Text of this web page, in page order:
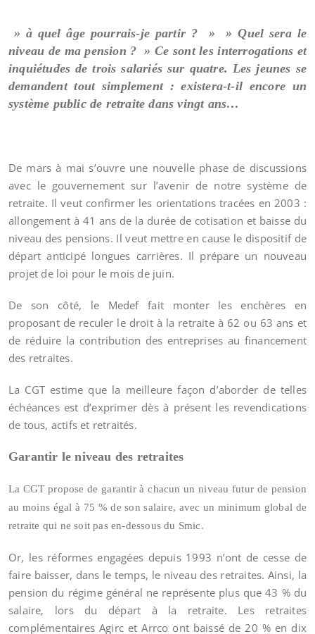
» à quel âge pourrais-je partir ? » » Quel sera le
niveau de ma pension ? » Ce sont les interrogations et
inquiétudes de trois salariés sur quatre. Les jeunes se
demandent tout simplement : existera-t-il encore un
système public de retraite dans vingt ans…
De mars à mai s’ouvre une nouvelle phase de discussions
avec le gouvernement sur l’avenir de notre système de
retraite. Il veut confirmer les orientations tracées en 2003 :
allongement à 41 ans de la durée de cotisation et baisse du
niveau des pensions. Il veut mettre en cause le dispositif de
départ anticipé longues carrières. Il prépare un nouveau
projet de loi pour le mois de juin.
De son côté, le Medef fait monter les enchères en
proposant de reculer le droit à la retraite à 62 ou 63 ans et
de réduire la contribution des entreprises au financement
des retraites.
La CGT estime que la meilleure façon d’aborder de telles
échéances est d’exprimer dès à présent les revendications
de tous, actifs et retraités.
Garantir le niveau des retraites
La CGT propose de garantir à chacun un niveau futur de pension
au moins égal à 75 % de son salaire, avec un minimum global de
retraite qui ne soit pas en-dessous du Smic.
Or, les réformes engagées depuis 1993 n’ont de cesse de
faire baisser, dans le temps, le niveau des retraites. Ainsi, la
pension du régime général ne représente plus que 43 % du
salaire, lors du départ à la retraite. Les retraites
complémentaires Agirc et Arrco ont baissé de 20 % en dix